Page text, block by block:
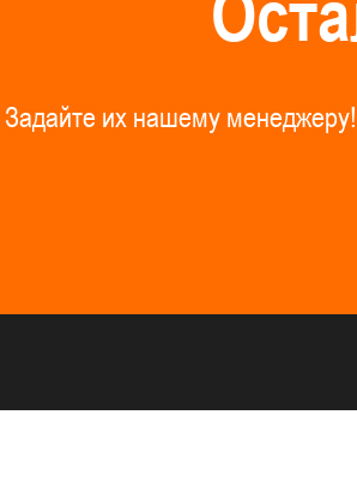
Задайте их нашему менеджеру!